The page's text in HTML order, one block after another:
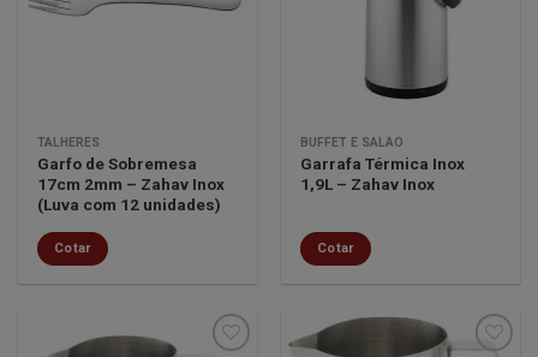
lista de
TALHERES
Garfo de Sobremesa
17cm 2mm – Zahav Inox
(Luva com 12 unidades)
Cotar
lista de
BUFFET E SALÃO
Garrafa Térmica Inox
1,9L – Zahav Inox
Cotar